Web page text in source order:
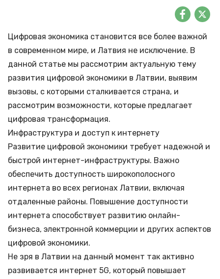
Цифровая экономика становится все более важной
в современном мире, и Латвия не исключение. В
данной статье мы рассмотрим актуальную тему
развития цифровой экономики в Латвии, выявим
вызовы, с которыми сталкивается страна, и
рассмотрим возможности, которые предлагает
цифровая трансформация.
Инфраструктура и доступ к интернету
Развитие цифровой экономики требует надежной и
быстрой интернет-инфраструктуры. Важно
обеспечить доступность широкополосного
интернета во всех регионах Латвии, включая
отдаленные районы. Повышение доступности
интернета способствует развитию онлайн-
бизнеса, электронной коммерции и других аспектов
цифровой экономики.
Не зря в Латвии на данный момент так активно
развивается интернет 5G, который повышает